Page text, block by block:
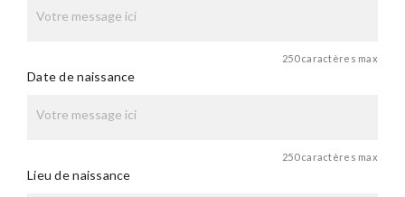
250 caractères max
Date de naissance
250 caractères max
Lieu de naissance